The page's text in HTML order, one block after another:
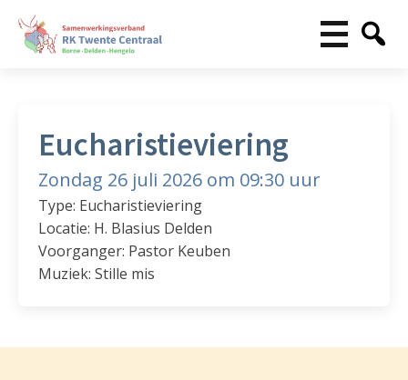
Eucharistieviering
Zondag 26 juli 2026 om 09:30 uur
Type: Eucharistieviering
Locatie: H. Blasius Delden
Voorganger: Pastor Keuben
Muziek: Stille mis